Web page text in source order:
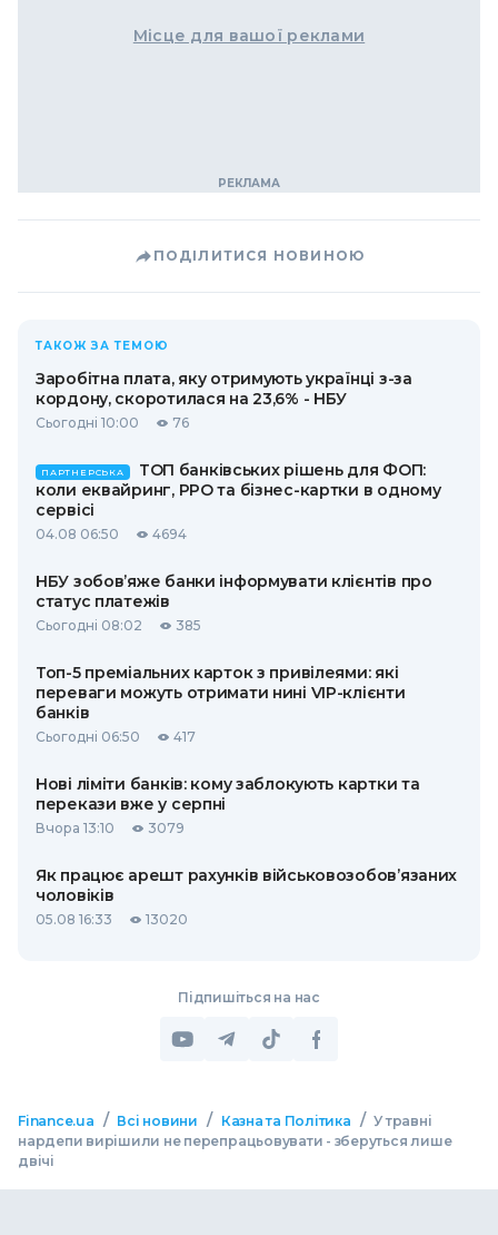
Місце для вашої реклами
ПОДІЛИТИСЯ НОВИНОЮ
ТАКОЖ ЗА ТЕМОЮ
Заробітна плата, яку отримують українці з-за
кордону, скоротилася на 23,6% - НБУ
Сьогодні 10:00 76
ПАРТНЕРСЬКА
ТОП банківських рішень для ФОП:
коли еквайринг, РРО та бізнес-картки в одному
сервісі
04.08 06:50 4694
НБУ зобов’яже банки інформувати клієнтів про
статус платежів
Сьогодні 08:02 385
Топ-5 преміальних карток з привілеями: які
переваги можуть отримати нині VIP-клієнти
банків
Сьогодні 06:50 417
Нові ліміти банків: кому заблокують картки та
перекази вже у серпні
Вчора 13:10 3079
Як працює арешт рахунків військовозобов’язаних
чоловіків
05.08 16:33 13020
Підпишіться на нас
Finance.ua / Всі новини / Казна та Політика / У травні
нардепи вирішили не перепрацьовувати - зберуться лише
двічі